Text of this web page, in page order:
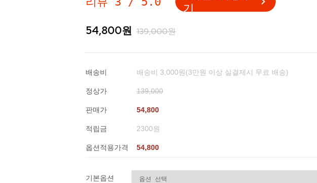
기
54,800원 139,000원
배송비 배송비 3,000원(3만원 이상 실결제시 무료 배송)
정상가 139,000
판매가 54,800
적립금 2300원
옵션적용가격 54,800
기본옵션